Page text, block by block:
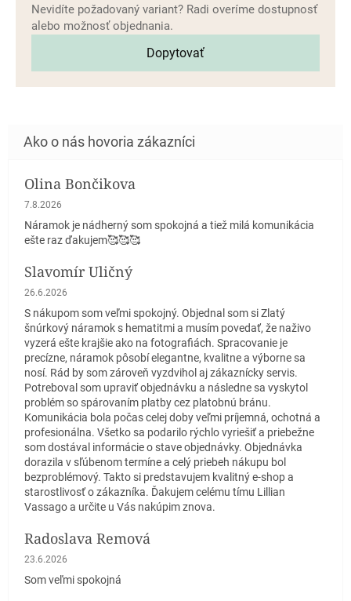
Nevidíte požadovaný variant? Radi overíme dostupnosť
alebo možnosť objednania.
Dopytovať
Olina Bončikova
Hodnotenie obchodu je 5 z 5 hviezdičiek.
7.8.2026
Náramok je nádherný som spokojná a tiež milá komunikácia
ešte raz ďakujem🥰🥰🥰
Slavomír Uličný
Hodnotenie obchodu je 5 z 5 hviezdičiek.
26.6.2026
S nákupom som veľmi spokojný. Objednal som si Zlatý
šnúrkový náramok s hematitmi a musím povedať, že naživo
vyzerá ešte krajšie ako na fotografiách. Spracovanie je
precízne, náramok pôsobí elegantne, kvalitne a výborne sa
nosí. Rád by som zároveň vyzdvihol aj zákaznícky servis.
Potreboval som upraviť objednávku a následne sa vyskytol
problém so spárovaním platby cez platobnú bránu.
Komunikácia bola počas celej doby veľmi príjemná, ochotná a
profesionálna. Všetko sa podarilo rýchlo vyriešiť a priebežne
som dostával informácie o stave objednávky. Objednávka
dorazila v sľúbenom termíne a celý priebeh nákupu bol
bezproblémový. Takto si predstavujem kvalitný e-shop a
starostlivosť o zákazníka. Ďakujem celému tímu Lillian
Vassago a určite u Vás nakúpim znova.
Radoslava Remová
Hodnotenie obchodu je 5 z 5 hviezdičiek.
23.6.2026
Som veľmi spokojná